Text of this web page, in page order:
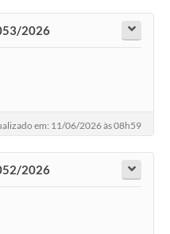
2026
em: 11/06/2026 às 08h59
2026